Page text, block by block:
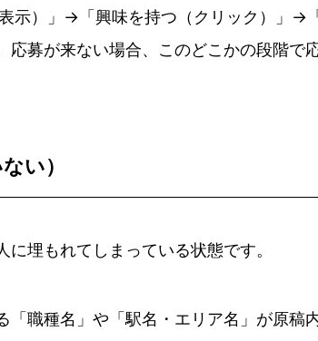
示）」→「興味を持つ（クリック）」→
募が来ない場合、このどこかの段階で
い）
埋もれてしまっている状態です。
「職種名」や「駅名・エリア名」が原稿